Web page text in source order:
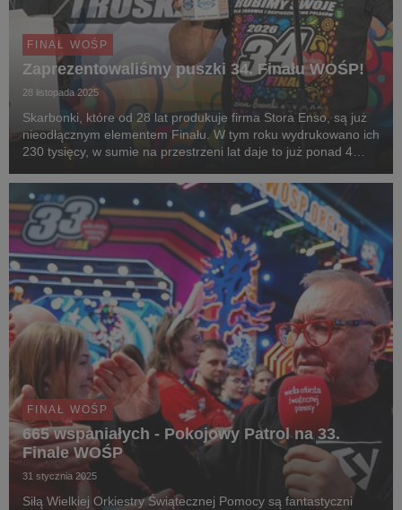
FINAŁ WOŚP
Zaprezentowaliśmy puszki 34. Finału WOŚP!
28 listopada 2025
Skarbonki, które od 28 lat produkuje firma Stora Enso, są już
nieodłącznym elementem Finału. W tym roku wydrukowano ich
230 tysięcy, w sumie na przestrzeni lat daje to już ponad 4
FINAŁ WOŚP
665 wspaniałych - Pokojowy Patrol na 33.
Finale WOŚP
31 stycznia 2025
Siłą Wielkiej Orkiestry Świątecznej Pomocy są fantastyczni